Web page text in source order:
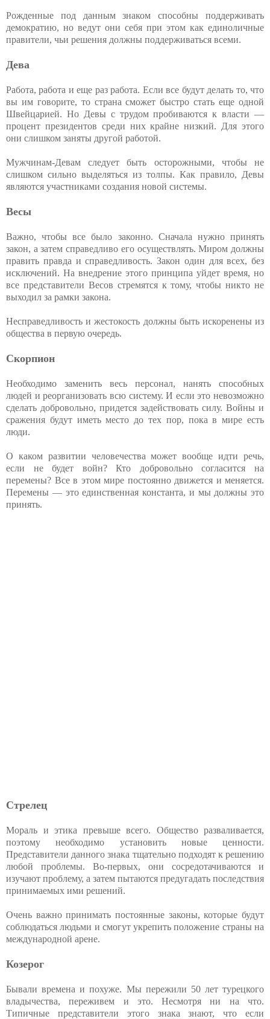
Рожденные под данным знаком способны поддерживать
демократию, но ведут они себя при этом как единоличные
правители, чьи решения должны поддерживаться всеми.
Дева
Работа, работа и еще раз работа. Если все будут делать то, что
вы им говорите, то страна сможет быстро стать еще одной
Швейцарией. Но Девы с трудом пробиваются к власти —
процент президентов среди них крайне низкий. Для этого
они слишком заняты другой работой.
Мужчинам-Девам следует быть осторожными, чтобы не
слишком сильно выделяться из толпы. Как правило, Девы
являются участниками создания новой системы.
Весы
Важно, чтобы все было законно. Сначала нужно принять
закон, а затем справедливо его осуществлять. Миром должны
править правда и справедливость. Закон один для всех, без
исключений. На внедрение этого принципа уйдет время, но
все представители Весов стремятся к тому, чтобы никто не
выходил за рамки закона.
Несправедливость и жестокость должны быть искоренены из
общества в первую очередь.
Скорпион
Необходимо заменить весь персонал, нанять способных
людей и реорганизовать всю систему. И если это невозможно
сделать добровольно, придется задействовать силу. Войны и
сражения будут иметь место до тех пор, пока в мире есть
люди.
О каком развитии человечества может вообще идти речь,
если не будет войн? Кто добровольно согласится на
перемены? Все в этом мире постоянно движется и меняется.
Перемены — это единственная константа, и мы должны это
принять.
Стрелец
Мораль и этика превыше всего. Общество разваливается,
поэтому необходимо установить новые ценности.
Представители данного знака тщательно подходят к решению
любой проблемы. Во-первых, они сосредотачиваются и
изучают проблему, а затем пытаются предугадать последствия
принимаемых ими решений.
Очень важно принимать постоянные законы, которые будут
соблюдаться людьми и смогут укрепить положение страны на
международной арене.
Козерог
Бывали времена и похуже. Мы пережили 50 лет турецкого
владычества, переживем и это. Несмотря ни на что.
Типичные представители этого знака знают, что если